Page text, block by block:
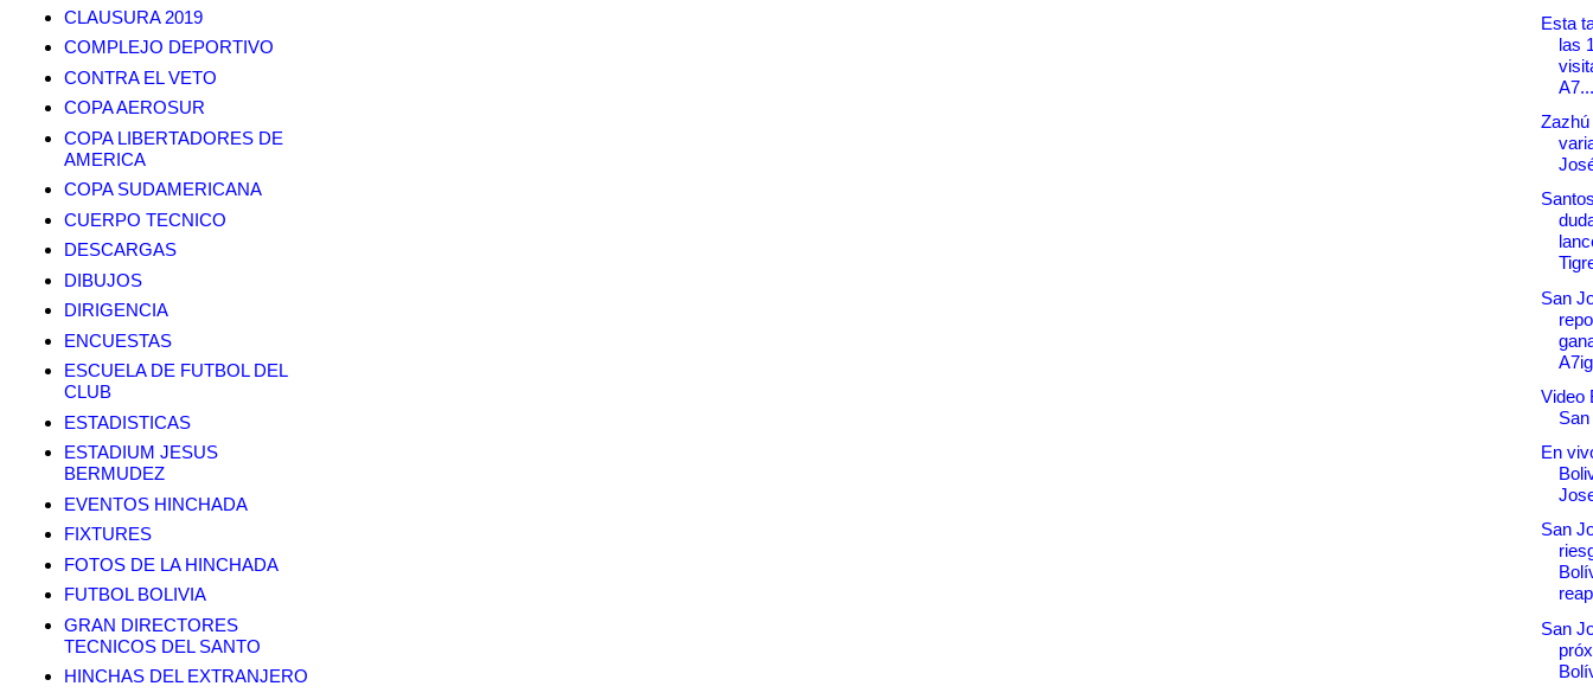
CLAUSURA 2019
COMPLEJO DEPORTIVO
CONTRA EL VETO
COPA AEROSUR
COPA LIBERTADORES DE
AMERICA
COPA SUDAMERICANA
CUERPO TECNICO
DESCARGAS
DIBUJOS
DIRIGENCIA
ENCUESTAS
ESCUELA DE FUTBOL DEL
CLUB
ESTADISTICAS
ESTADIUM JESUS
BERMUDEZ
EVENTOS HINCHADA
FIXTURES
FOTOS DE LA HINCHADA
FUTBOL BOLIVIA
GRAN DIRECTORES
TECNICOS DEL SANTO
HINCHAS DEL EXTRANJERO
Esta
las
A7...
Zazhú
San
Video
En
San
San